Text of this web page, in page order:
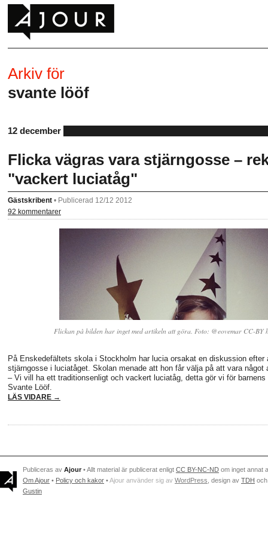
Arkiv för
svante lööf
12 december
Flicka vägras vara stjärngosse –
"vackert luciatåg"
Gästskribent • Publicerad 12/12 2012
92 kommentarer
Flickan på bilden har inget med artikeln att göra. Foto: @eovemar CC-
På Enskedefältets skola i Stockholm har lucia orsakat en diskussion
stjärngosse i luciatåget. Skolan menade att hon får välja på att vara
– Vi vill ha ett traditionsenligt och vackert luciatåg, detta gör vi för
Svante Lööf.
LÄS VIDARE →
Publiceras av Ajour • Allt material är publicerat enligt CC BY-NC-ND om inget annat
Om Ajour • Policy och kakor •Ajour använder sig av WordPress , design av TDH
Gustin